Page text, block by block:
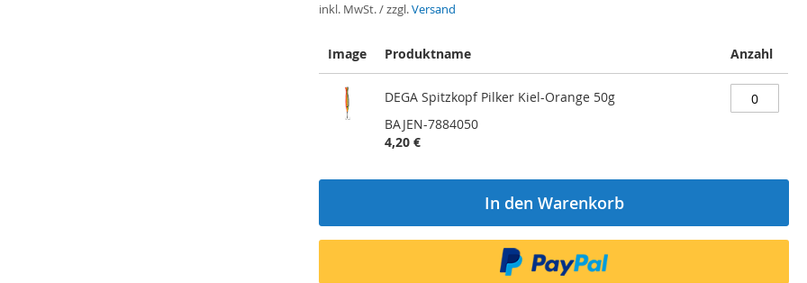
inkl. MwSt. / zzgl.Versand
Produkte
Image Produktname Anzahl
DEGA Spitzkopf Pilker Kiel-Orange 50g
BAJEN-7884050
4,20 €
In den Warenkorb